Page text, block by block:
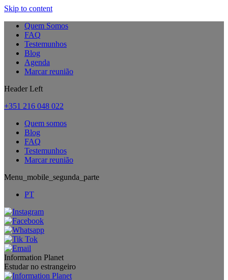
Skip to content
Quem Somos
FAQ
Testemunhos
Blog
Agenda
Marcar reunião
Header Left
+351 216 048 022
Quem somos
Blog
FAQ
Testemunhos
Marcar reunião
Menu_mobile_segunda_parte
PT
Information Planet
Estudar no estrangeiro